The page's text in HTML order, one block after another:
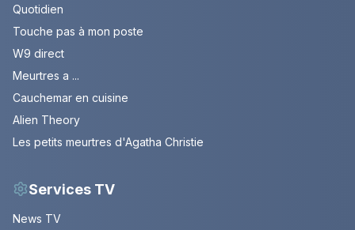
Quotidien
Touche pas à mon poste
W9 direct
Meurtres a ...
Cauchemar en cuisine
Alien Theory
Les petits meurtres d'Agatha Christie
Services TV
News TV